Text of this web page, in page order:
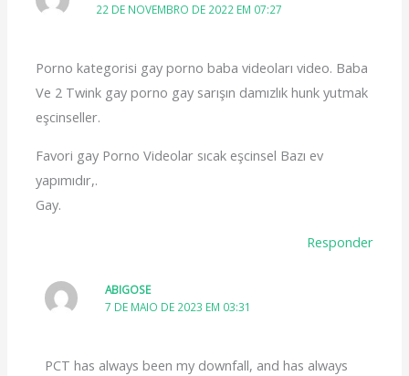
22 DE NOVEMBRO DE 2022 EM 07:27
Porno kategorisi gay porno baba videoları video. Baba
Ve 2 Twink gay porno gay sarışın damızlık hunk yutmak
eşcinseller.
Favori gay Porno Videolar sıcak eşcinsel Bazı ev
yapımıdır,.
Gay.
Responder
ABIGOSE
7 DE MAIO DE 2023 EM 03:31
PCT has always been my downfall, and has always